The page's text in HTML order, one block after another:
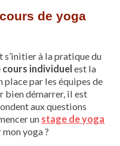
de yoga
s’initier à la pratique du
cours individuel est la
place par les équipes de
bien démarrer, il est
aux questions
un stage de yoga
yoga ?